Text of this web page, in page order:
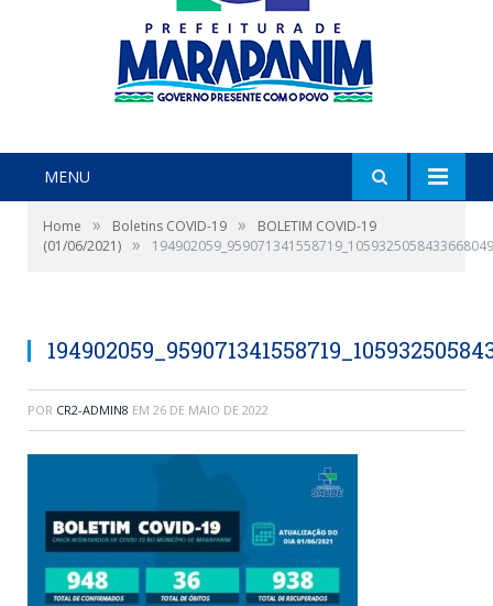
MENU
Home » Boletins COVID-19 »
BOLETIM COVID-19
(01/06/2021) »
POR CR2-ADMIN8 EM 26 DE MAIO DE 2022